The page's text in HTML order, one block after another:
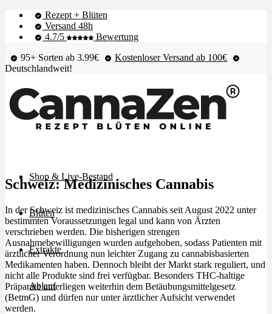
Rezept + Blüten
Versand 48h
4.7/5
Bewertung
95+ Sorten ab 3.99€
Kostenloser Versand ab 100€
Deutschlandweit!
Shop & Live-Bestand
Blüten
Extrakte
Ablauf
Schweiz: Medizinisches Cannabis
In der Schweiz ist medizinisches Cannabis seit August 2022 unter
bestimmten Voraussetzungen legal und kann von Ärzten
verschrieben werden. Die bisherigen strengen
Ausnahmebewilligungen wurden aufgehoben, sodass Patienten mit
ärztlicher Verordnung nun leichter Zugang zu cannabisbasierten
Medikamenten haben. Dennoch bleibt der Markt stark reguliert, und
nicht alle Produkte sind frei verfügbar. Besonders THC-haltige
Präparate unterliegen weiterhin dem Betäubungsmittelgesetz
(BetmG) und dürfen nur unter ärztlicher Aufsicht verwendet
werden.